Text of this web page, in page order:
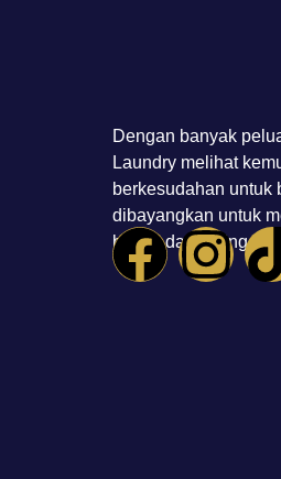
Dengan banyak
Laundry melihat
berkesudahan untuk
dibayangkan untuk
basah dan kering